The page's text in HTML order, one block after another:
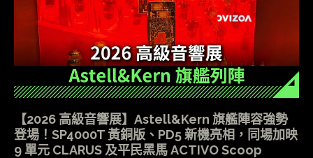
【2026 高級音響展】Astell&Kern 旗艦陣容強勢
登場！SP4000T 黃銅版、PD5 新機亮相，同場加映
9 單元 CLARUS 及平民黑馬 ACTIVO Scoop